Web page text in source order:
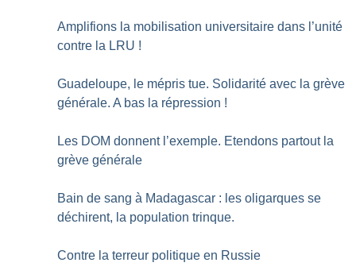
Amplifions la mobilisation universitaire dans l’unité
contre la LRU !
Guadeloupe, le mépris tue. Solidarité avec la grève
générale. A bas la répression !
Les DOM donnent l’exemple. Etendons partout la
grève générale
Bain de sang à Madagascar : les oligarques se
déchirent, la population trinque.
Contre la terreur politique en Russie